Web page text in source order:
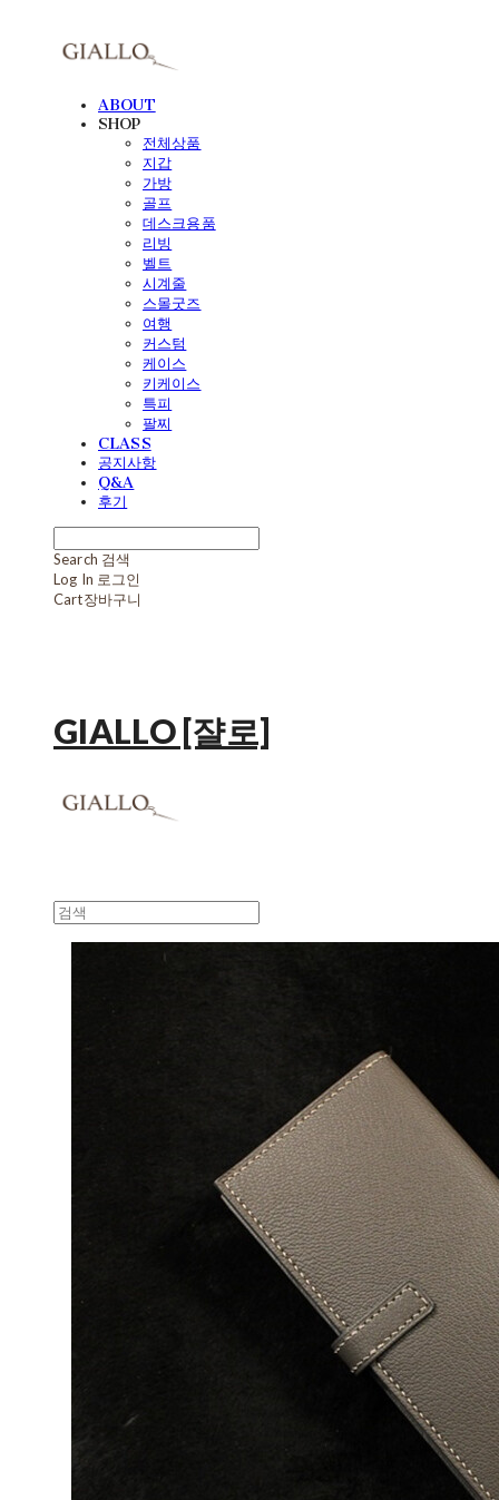
ABOUT
SHOP
전체상품
지갑
가방
골프
데스크용품
리빙
벨트
시계줄
스몰굿즈
여행
커스텀
케이스
키케이스
특피
팔찌
CLASS
공지사항
Q&A
후기
Search 검색
Log In 로그인
Cart장바구니
GIALLO [쟐로]